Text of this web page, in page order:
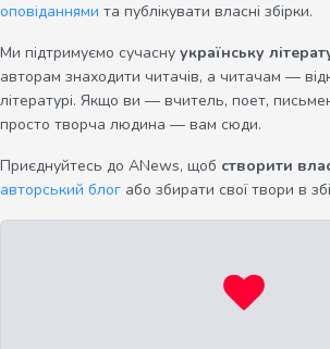
оповіданнями та публікувати власні збірки.
Ми підтримуємо сучасну українську
авторам знаходити читачів, а читачам —
літературі. Якщо ви — вчитель, поет,
просто творча людина — вам сюди.
Приєднуйтесь до ANews, щоб створити
авторський блог або збирати свої твори в